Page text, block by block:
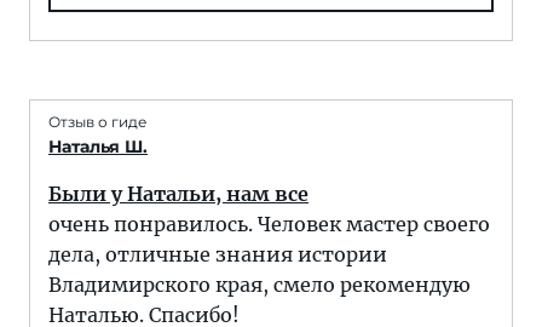
Отзыв о гиде
Наталья Ш.
Были у Натальи, нам все
очень понравилось. Человек мастер своего
дела, отличные знания истории
Владимирского края, смело рекомендую
Наталью. Спасибо!